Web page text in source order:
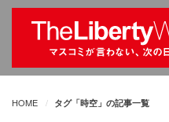
HOME タグ「時空」の記事一覧